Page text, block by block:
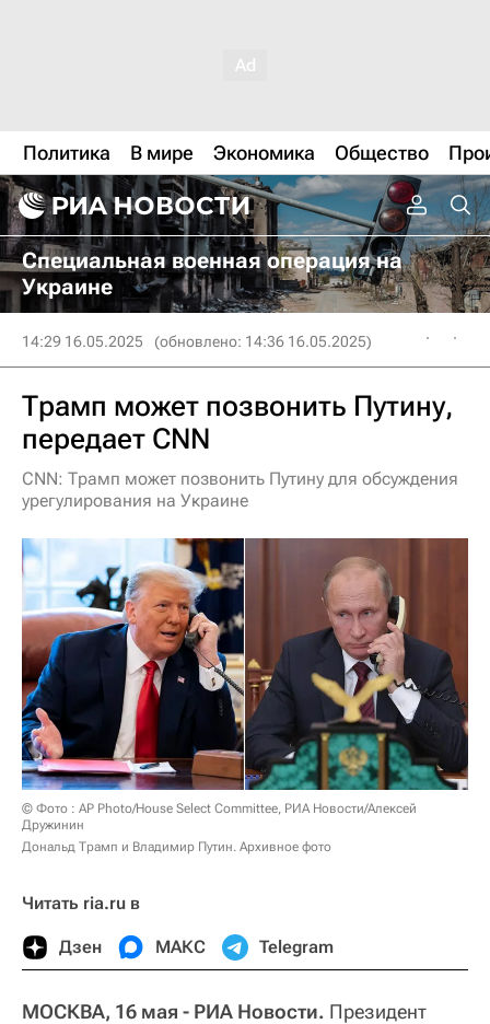
Политика В мире Экономика Общество
Специальная военная операция на
Украине
14:29 16.05.2025 (обновлено: 14:36 16.05.2025)
Трамп может позвонить Путину,
передает CNN
CNN: Трамп может позвонить Путину для обсуждения
урегулирования на Украине
© Фото : AP Photo/House Select Committee, РИА Новости/Алексей
Дружинин
Дональд Трамп и Владимир Путин. Архивное фото
Читать ria.ru в
Дзен МАКС Telegram
МОСКВА, 16 мая - РИА Новости. Президент